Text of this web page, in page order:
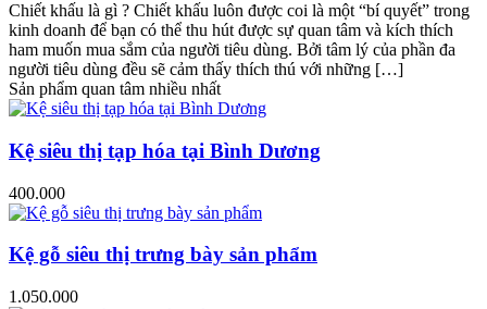
Chiết khấu là gì ? Chiết khấu luôn được coi là một “bí quyết” trong
kinh doanh để bạn có thể thu hút được sự quan tâm và kích thích
ham muốn mua sắm của người tiêu dùng. Bởi tâm lý của phần đa
người tiêu dùng đều sẽ cảm thấy thích thú với những […]
Sản phẩm quan tâm nhiều nhất
Kệ siêu thị tạp hóa tại Bình Dương
400.000
Kệ gỗ siêu thị trưng bày sản phẩm
1.050.000